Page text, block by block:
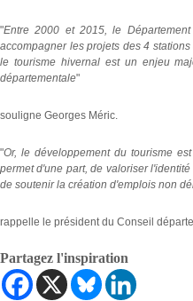
"Entre 2000 et 2015, le
accompagner les projets des 4
le tourisme hivernal est un enjeu
départementale"
souligne Georges Méric.
"Or, le développement du tourisme
permet d'une part, de valoriser
de soutenir la création d'emplois non
rappelle le président du Conseil
Partagez l'inspiration